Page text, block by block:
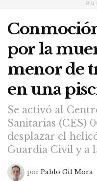
por la
menor de
en una
Se activó al
Sanitarias (CES)
desplazar el
Guardia Civil y a
por Pablo Gil Mora